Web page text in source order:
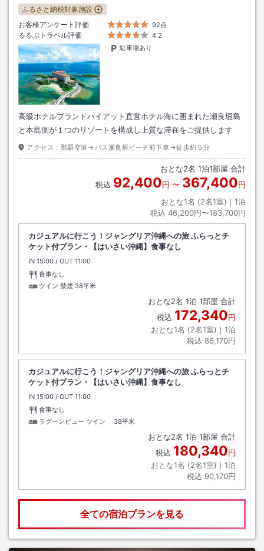
ふるさと納税対象施設
お客様アンケート評価
92点
るるぶトラベル評価
4.2
駐車場あり
高級ホテルブランドハイアット直営ホテル海に囲まれた瀬良垣島
と本島側が１つのリゾートを構成し上質な滞在をご提供します
アクセス： 那覇空港→バス瀬良垣ビーチ前下車→徒歩約５分
おとな2名 1泊1部屋 合計
税込 92,400円 〜 367,400円
おとな1名 (2名1室)｜ 1泊
税込 46,200円〜183,700円
カジュアルに行こう！ジャングリア沖縄への旅 ふらっとチ
ケット付プラン・【はいさい沖縄】食事なし
IN チェックイン
15:00 / OUT チェックアウト
11:00
食事なし
ツイン 禁煙 38平米
おとな2名 1泊 1部屋 合計
税込 172,340円
おとな1名 (2名1室)｜ 1泊
税込 86,170円
カジュアルに行こう！ジャングリア沖縄への旅 ふらっとチ
ケット付プラン・【はいさい沖縄】食事なし
IN チェックイン
15:00 / OUT チェックアウト
11:00
食事なし
ラグーンビュー ツイン
38平米
おとな2名 1泊 1部屋 合計
税込 180,340円
おとな1名 (2名1室)｜ 1泊
税込 90,170円
全ての宿泊プランを見る